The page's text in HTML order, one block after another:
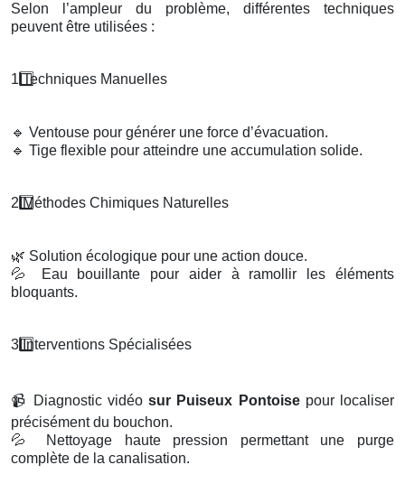
Selon l’ampleur du problème, différentes techniques
peuvent être utilisées :
1️ Techniques Manuelles
🔹 Ventouse pour générer une force d’évacuation.
🔹 Tige flexible pour atteindre une accumulation solide.
2️ Méthodes Chimiques Naturelles
🌿 Solution écologique pour une action douce.
💦
Eau bouillante pour aider à ramollir les éléments
bloquants.
3️Interventions Spécialisées
📹 Diagnostic vidéo sur Puiseux Pontoise pour localiser
précisément du bouchon.
💦
Nettoyage haute pression permettant une purge
complète de la canalisation.